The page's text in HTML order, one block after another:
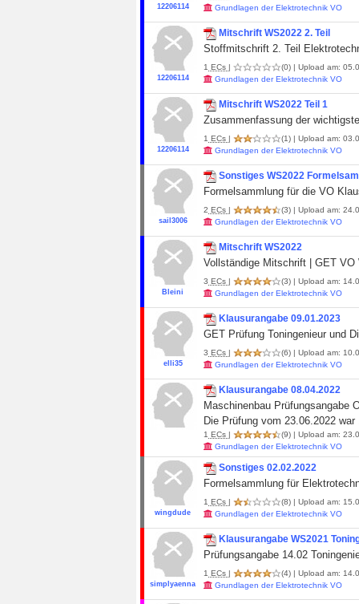
12206114
Grundlagen der Elektrotechnik VO
12206114
Mitschrift WS2022 2. Teil
Stoffmitschrift 2. Teil
1 ECs | (0) | Upload am:
Grundlagen der Elektrotechnik VO
12206114
Mitschrift WS2022 Teil 1
Zusammenfassung der
1 ECs | (1) | Upload am:
Grundlagen der Elektrotechnik VO
sail3006
Sonstiges WS2022
Formelsammlung für die VO
2 ECs | (3) | Upload am:
Grundlagen der Elektrotechnik VO
Bleini
Mitschrift WS2022
Vollständige Mitschrift | GET VO
3 ECs | (3) | Upload am:
Grundlagen der Elektrotechnik VO
elli35
Klausurangabe 09.01.2023
GET Prüfung Toningenieur und
3 ECs | (6) | Upload am:
Grundlagen der Elektrotechnik VO
Klausurangabe 08.04.2022
Maschinenbau Prüfungsangabe
Die Prüfung vom 23.06.2022
1 ECs | (9) | Upload am:
Grundlagen der Elektrotechnik VO
wingdude
Sonstiges 02.02.2022
Formelsammlung für
1 ECs | (8) | Upload am:
Grundlagen der Elektrotechnik VO
simplyaenna
Klausurangabe WS2021
Prüfungsangabe 14.02
1 ECs | (4) | Upload am:
Grundlagen der Elektrotechnik VO